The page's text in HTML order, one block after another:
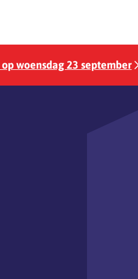
woensdag 23 september